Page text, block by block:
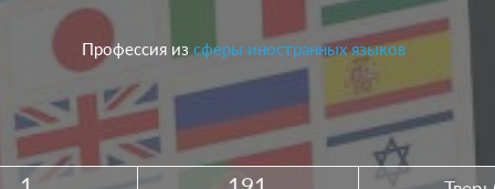
Профессия из сферы иностранных языков